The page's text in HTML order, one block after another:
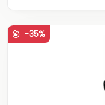
-35%